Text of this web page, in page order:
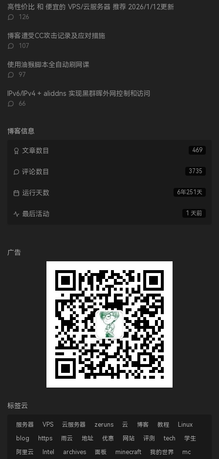
数：
高性价比 和 便宜的 VPS/云服务器 推荐 2026/1/12更新
评
数：
126
博客遭受CC攻击记录及应对措施
评
数：
107
使用油猴脚本全自动刷网课
评
数：
97
IPv6/IPv4 + aliddns 实现黑群晖外网控制和访问
评
66
博客信息
469
文章数目
3735
评论数目
6年251天
运行天数
1 天前
最后活动
广告
标签云
服务器 VPS 云服务器 zeruns 云 博客 教程
Linux
blog
https 雨云 地址 优惠 网站 评测 tech
学生
阿里云
Intel archives 面板 minecraft 我的世界 mc